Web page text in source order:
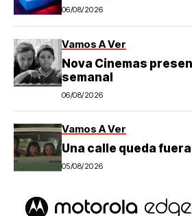
06/08/2026
Vamos A Ver
Nova Cinemas
semanal
06/08/2026
Vamos A Ver
Una calle queda
05/08/2026